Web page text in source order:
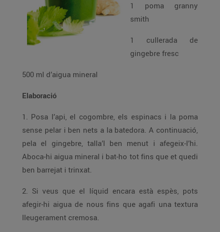
1 poma granny
smith
1 cullerada de
gingebre fresc
500 ml d’aigua mineral
Elaboració
1. Posa l’api, el cogombre, els espinacs i la poma
sense pelar i ben nets a la batedora. A continuació,
pela el gingebre, talla’l ben menut i afegeix-l’hi.
Aboca-hi aigua mineral i bat-ho tot fins que et quedi
ben barrejat i trinxat.
2. Si veus que el líquid encara està espès, pots
afegir-hi aigua de nous fins que agafi una textura
lleugerament cremosa.